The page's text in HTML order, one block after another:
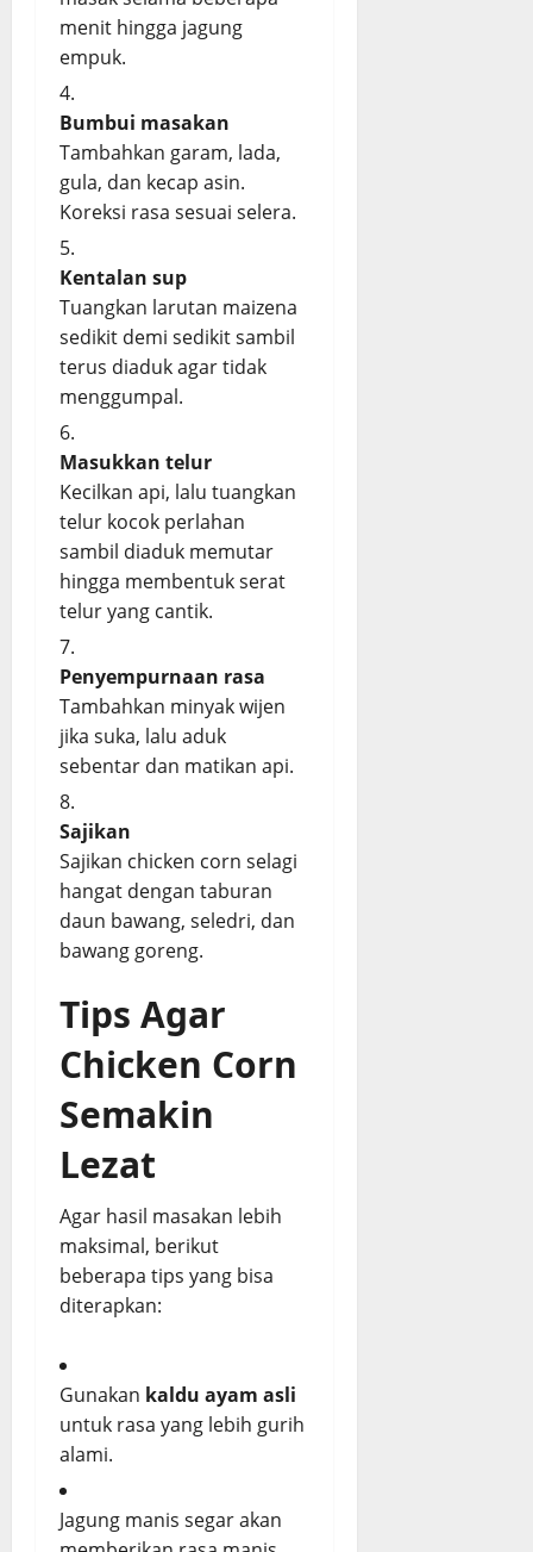
menit hingga jagung
empuk.
Bumbui masakan
Tambahkan garam, lada,
gula, dan kecap asin.
Koreksi rasa sesuai selera.
Kentalan sup
Tuangkan larutan maizena
sedikit demi sedikit sambil
terus diaduk agar tidak
menggumpal.
Masukkan telur
Kecilkan api, lalu tuangkan
telur kocok perlahan
sambil diaduk memutar
hingga membentuk serat
telur yang cantik.
Penyempurnaan rasa
Tambahkan minyak wijen
jika suka, lalu aduk
sebentar dan matikan api.
Sajikan
Sajikan chicken corn selagi
hangat dengan taburan
daun bawang, seledri, dan
bawang goreng.
Tips Agar
Chicken Corn
Semakin
Lezat
Agar hasil masakan lebih
maksimal, berikut
beberapa tips yang bisa
diterapkan:
Gunakan kaldu ayam asli
untuk rasa yang lebih gurih
alami.
Jagung manis segar akan